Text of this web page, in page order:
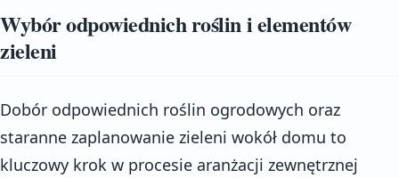
Wybór odpowiednich roślin i elementów
zieleni
Dobór odpowiednich roślin ogrodowych oraz
staranne zaplanowanie zieleni wokół domu to
kluczowy krok w procesie aranżacji zewnętrznej